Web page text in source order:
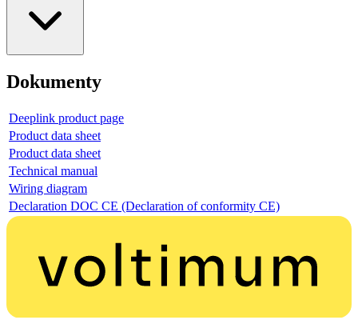
Dokumenty
Deeplink product page
Product data sheet
Product data sheet
Technical manual
Wiring diagram
Declaration DOC CE (Declaration of conformity CE)